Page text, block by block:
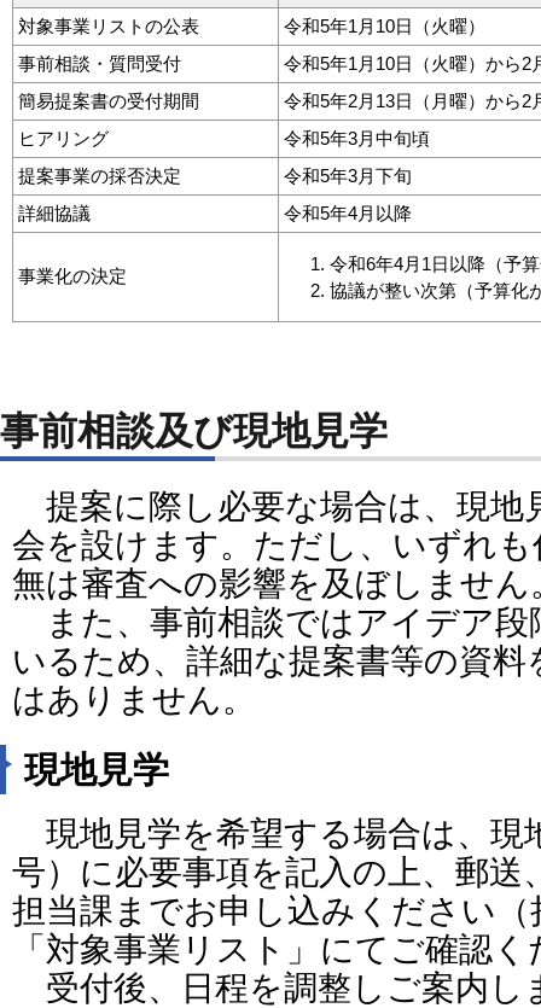
対象事業リストの公表
令和5年1月10日（火曜）
事前相談・質問受付
令和5年1月10日（火曜）から2
簡易提案書の受付期間
令和5年2月13日（月曜）から2
ヒアリング
令和5年3月中旬頃
提案事業の採否決定
令和5年3月下旬
詳細協議
令和5年4月以降
事業化の決定
令和6年4月1日以降（予
協議が整い次第（予算化
事前相談及び現地見学
提案に際し必要な場合は、現地
会を設けます。ただし、いずれ
無は審査への影響を及ぼしません
また、事前相談ではアイデア段
いるため、詳細な提案書等の資
はありません。
現地見学
現地見学を希望する場合は、現
号）に必要事項を記入の上、郵送
担当課までお申し込みください
「対象事業リスト」にてご確認
受付後、日程を調整しご案内し